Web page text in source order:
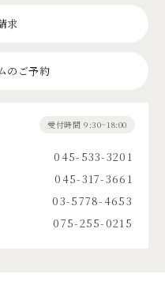
求
のご予約
受付時間 9:30~18:00
045-533-3201
045-317-3661
03-5778-4653
075-255-0215